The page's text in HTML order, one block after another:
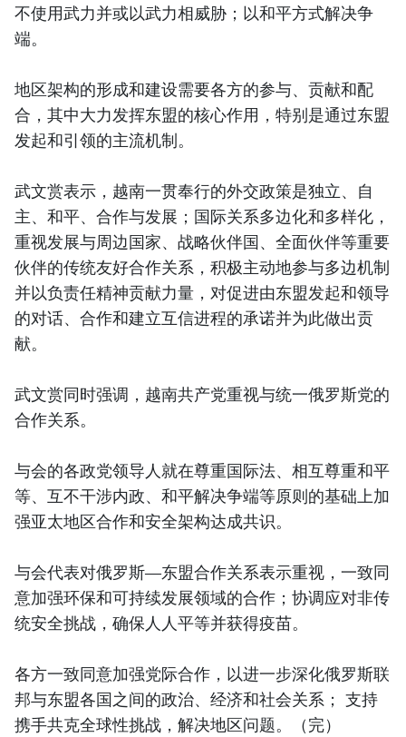
不使用武力并或以武力相威胁；以和平方式解决争
端。
地区架构的形成和建设需要各方的参与、贡献和配
合，其中大力发挥东盟的核心作用，特别是通过东盟
发起和引领的主流机制。
武文赏表示，越南一贯奉行的外交政策是独立、自
主、和平、合作与发展；国际关系多边化和多样化，
重视发展与周边国家、战略伙伴国、全面伙伴等重要
伙伴的传统友好合作关系，积极主动地参与多边机制
并以负责任精神贡献力量，对促进由东盟发起和领导
的对话、合作和建立互信进程的承诺并为此做出贡
献。
武文赏同时强调，越南共产党重视与统一俄罗斯党的
合作关系。
与会的各政党领导人就在尊重国际法、相互尊重和平
等、互不干涉内政、和平解决争端等原则的基础上加
强亚太地区合作和安全架构达成共识。
与会代表对俄罗斯—东盟合作关系表示重视，一致同
意加强环保和可持续发展领域的合作；协调应对非传
统安全挑战，确保人人平等并获得疫苗。
各方一致同意加强党际合作，以进一步深化俄罗斯联
邦与东盟各国之间的政治、经济和社会关系； 支持
携手共克全球性挑战，解决地区问题。（完）